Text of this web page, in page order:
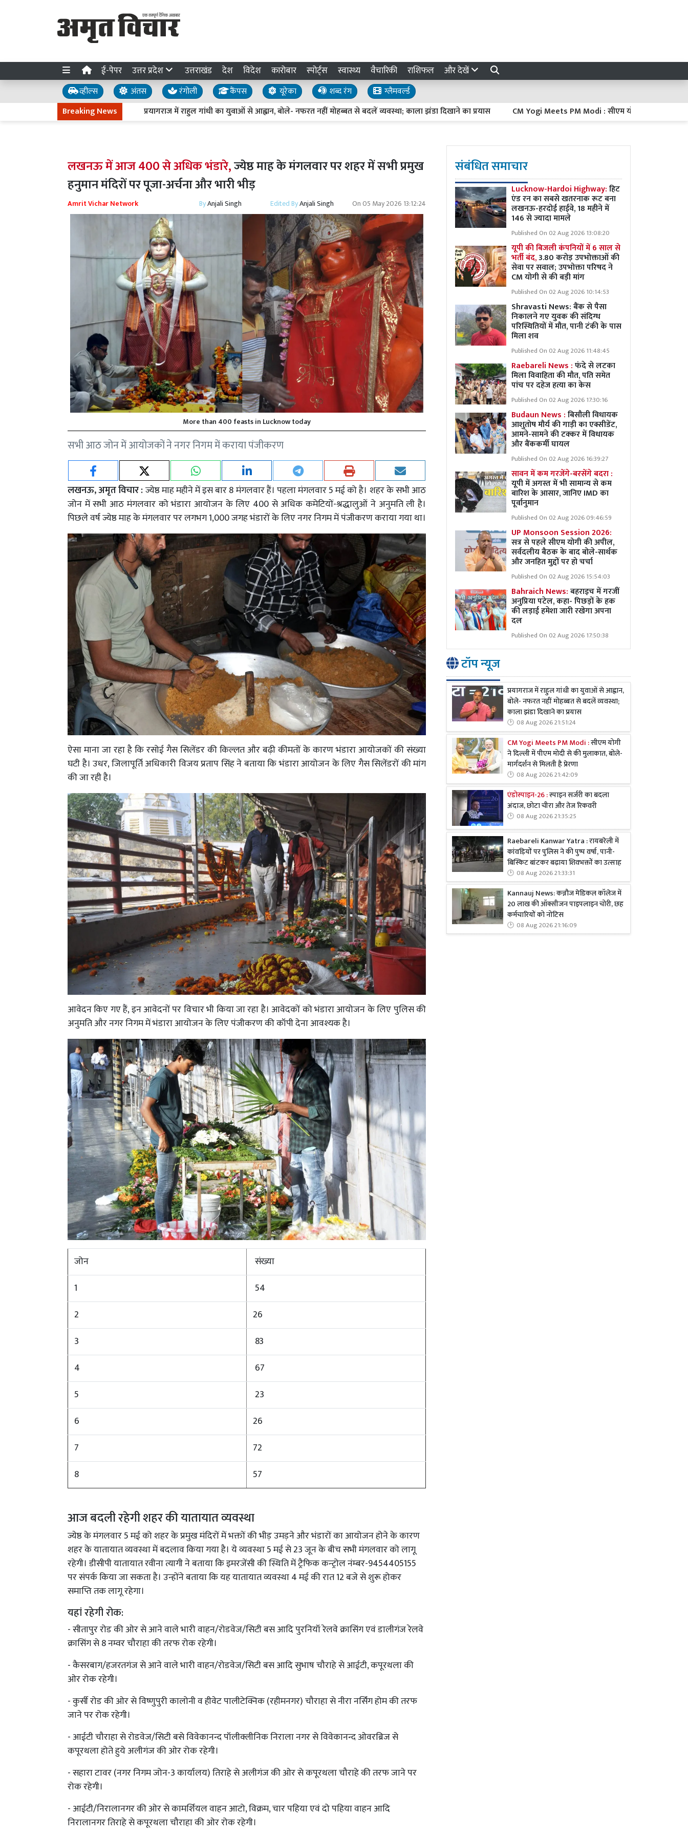
ई-पेपर उत्तर प्रदेश उत्तराखंड देश विदेश कारोबार स्पोर्ट्स स्वास्थ्य वैचारिकी राशिफल और देखें
व्हील्स अंतस रंगोली कैंपस यूरेका शब्द रंग
ग्लैमवर्ल्ड
Breaking Newsप्रयागराज में राहुल गांधी का युवाओं से आह्वान, बोले- नफरत नहीं मोहब्बत से बदलें व्यवस्था; काला झंडा दिखाने का प्रयास CM Yogi Meets PM Modi : सीएम योगी ने दिल्ली में पीएम मोदी से की
लखनऊ में आज 400 से अधिक भंडारे,ज्येष्ठ माह के मंगलवार पर शहर में सभी प्रमुख
हनुमान मंदिरों पर पूजा-अर्चना और भारी भीड़
Amrit Vichar Network ByAnjali Singh Edited ByAnjali Singh On05 May 2026 13:12:24
More than 400 feasts in Lucknow today
सभी आठ जोन में आयोजकों ने नगर निगम में कराया पंजीकरण
लखनऊ, अमृत विचार :ज्येष्ठ माह महीने में इस बार 8 मंगलवार हैं। पहला मंगलवार 5 मई को है। शहर के सभी आठ
जोन में सभी आठ मंगलवार को भंडारा आयोजन के लिए 400 से अधिक कमेटियों-श्रद्धालुओं ने अनुमति ली है।
पिछले वर्ष ज्येष्ठ माह के मंगलवार पर लगभग 1,000 जगह भंडारों के लिए नगर निगम में पंजीकरण कराया गया था।
ऐसा माना जा रहा है कि रसोई गैस सिलेंडर की किल्लत और बढ़ी कीमतों के कारण भंडारा आयोजकों की संख्या
घटी है। उधर, जिलापूर्ति अधिकारी विजय प्रताप सिंह ने बताया कि भंडारा आयोजन के लिए गैस सिलेंडरों की मांग
की जा रही है।
आवेदन किए गए हैं, इन आवेदनों पर विचार भी किया जा रहा है। आवेदकों को भंडारा आयोजन के लिए पुलिस की
अनुमति और नगर निगम में भंडारा आयोजन के लिए पंजीकरण की कॉपी देना आवश्यक है।
जोन
संख्या
1
54
2
26
3
83
4
67
5
23
6
26
7
72
8
57
आज बदली रहेगी शहर की यातायात व्यवस्था
ज्येष्ठ के मंगलवार 5 मई को शहर के प्रमुख मंदिरों में भक्तों की भीड़ उमड़ने और भंडारों का आयोजन होने के कारण
शहर के यातायात व्यवस्था में बदलाव किया गया है। ये व्यवस्था 5 मई से 23 जून के बीच सभी मंगलवार को लागू
रहेगी। डीसीपी यातायात रवीना त्यागी ने बताया कि इमरजेंसी की स्थिति में ट्रैफिक कन्ट्रोल नंम्बर-9454405155
पर संपर्क किया जा सकता है। उन्होंने बताया कि यह यातायात व्यवस्था 4 मई की रात 12 बजे से शुरू होकर
समाप्ति तक लागू रहेगा।
यहां रहेगी रोक:
- सीतापुर रोड की ओर से आने वाले भारी वाहन/रोडवेज/सिटी बस आदि पुरनियॉ रेलवे क्रासिंग एवं डालीगंज रेलवे
क्रासिंग से 8 नम्वर चौराहा की तरफ रोक रहेगी।
- कैसरबाग/हजरतगंज से आने वाले भारी वाहन/रोडवेज/सिटी बस आदि सुभाष चौराहे से आईटी, कपूरथला की
ओर रोक रहेगी।
- कुर्सी रोड की ओर से विष्णुपुरी कालोनी व हीवेट पालीटेक्निक (रहीमनगर) चौराहा से नीरा नर्सिंग होम की तरफ
जाने पर रोक रहेगी।
- आईटी चौराहा से रोडवेज/सिटी बसे विवेकानन्द पॉलीक्लीनिक निराला नगर से विवेकानन्द ओवरब्रिज से
कपूरथला होते हुये अलीगंज की ओर रोक रहेगी।
- सहारा टावर (नगर निगम जोन-3 कार्यालय) तिराहे से अलीगंज की ओर से कपूरथला चौराहे की तरफ जाने पर
रोक रहेगी।
- आईटी/निरालानगर की ओर से कामर्शियल वाहन आटो, विक्रम, चार पहिया एवं दो पहिया वाहन आदि
निरालानगर तिराहे से कपूरथला चौराहा की ओर रोक रहेगी।
संबंधित समाचार
Lucknow-Hardoi Highway:हिट
एंड रन का सबसे खतरनाक रूट बना
लखनऊ-हरदोई हाईवे, 18 महीने में
146 से ज्यादा मामले
Published On 02 Aug 2026 13:08:20
यूपी की बिजली कंपनियों में 6 साल से
भर्ती बंद,3.80 करोड़ उपभोक्ताओं की
सेवा पर सवाल; उपभोक्ता परिषद ने
CM योगी से की बड़ी मांग
Published On 02 Aug 2026 10:14:53
Shravasti News: बैंक से पैसा
निकालने गए युवक की संदिग्ध
परिस्थितियों में मौत, पानी टंकी के पास
मिला शव
Published On 02 Aug 2026 11:48:45
Raebareli News :फंदे से लटका
मिला विवाहिता की मौत, पति समेत
पांच पर दहेज हत्या का केस
Published On 02 Aug 2026 17:30:16
Budaun News :बिसौली विधायक
आशुतोष मौर्य की गाड़ी का एक्सीडेंट,
आमने-सामने की टक्कर में विधायक
और बैंककर्मी घायल
Published On 02 Aug 2026 16:39:27
सावन में कम गरजेंगे-बरसेंगे बदरा :
यूपी में अगस्त में भी सामान्य से कम
बारिश के आसार, जानिए IMD का
पूर्वानुमान
Published On 02 Aug 2026 09:46:59
UP Monsoon Session 2026:
सत्र से पहले सीएम योगी की अपील,
सर्वदलीय बैठक के बाद बोले-सार्थक
और जनहित मुद्दों पर हो चर्चा
Published On 02 Aug 2026 15:54:03
Bahraich News:बहराइच में गरजीं
अनुप्रिया पटेल, कहा- पिछड़ों के हक
की लड़ाई हमेशा जारी रखेगा अपना
दल
Published On 02 Aug 2026 17:50:38
टॉप न्यूज
प्रयागराज में राहुल गांधी का युवाओं से आह्वान,
बोले- नफरत नहीं मोहब्बत से बदलें व्यवस्था;
काला झंडा दिखाने का प्रयास
08 Aug 2026 21:51:24
CM Yogi Meets PM Modi :सीएम योगी
ने दिल्ली में पीएम मोदी से की मुलाकात, बोले-
मार्गदर्शन से मिलती है प्रेरणा
08 Aug 2026 21:42:09
एंडोस्पाइन-26 :स्पाइन सर्जरी का बदला
अंदाज, छोटा चीरा और तेज रिकवरी
08 Aug 2026 21:35:25
Raebareli Kanwar Yatra : रायबरेली में
कांवड़ियों पर पुलिस ने की पुष्प वर्षा, पानी-
बिस्किट बांटकर बढ़ाया शिवभक्तों का उत्साह
08 Aug 2026 21:33:31
Kannauj News: कन्नौज मेडिकल कॉलेज में
20 लाख की ऑक्सीजन पाइपलाइन चोरी, छह
कर्मचारियों को नोटिस
08 Aug 2026 21:16:09